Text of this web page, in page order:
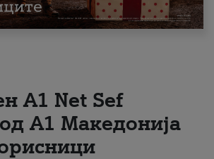
A1 Net Sеf
А1 Македонија